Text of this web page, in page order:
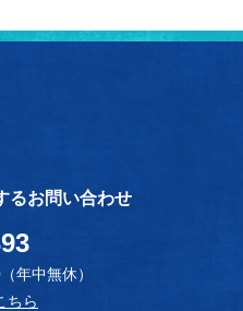
るお問い合わせ
年中無休）
ちら